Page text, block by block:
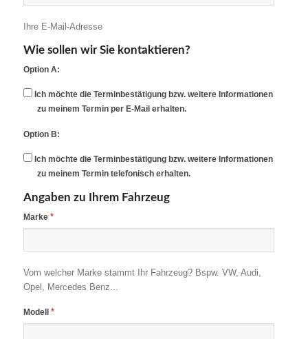
Ihre E-Mail-Adresse
Wie sollen wir Sie kontaktieren?
Option A:
Ich möchte die Terminbestätigung bzw. weitere Informationen
zu meinem Termin per E-Mail erhalten.
Option B:
Ich möchte die Terminbestätigung bzw. weitere Informationen
zu meinem Termin telefonisch erhalten.
Angaben zu Ihrem Fahrzeug
Marke *
Vom welcher Marke stammt Ihr Fahrzeug? Bspw. VW, Audi,
Opel, Mercedes Benz...
Modell *